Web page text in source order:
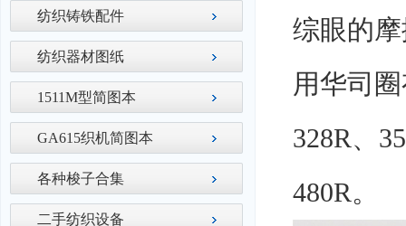
纺织铸铁配件
纺织器材图纸
1511M型简图本
GA615织机简图本
各种梭子合集
二手纺织设备
综眼的
用华司
328R、
480R。